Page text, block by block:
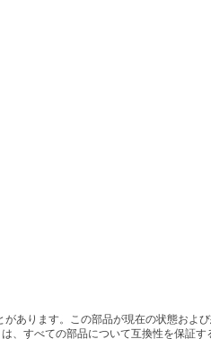
あります。この部品が現在の状態およ
すべての部品について互換性を保証す